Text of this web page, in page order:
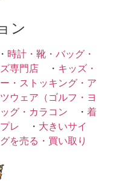
ン
・ 時計・靴・バッグ・
専門店 ・ キッズ・
・ストッキング・ア
ウェア（ゴルフ・ヨ
グ・カラコン ・ 着
レ ・ 大きいサイ
を売る・買い取り